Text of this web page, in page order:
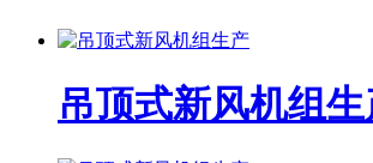
吊顶式新风机组